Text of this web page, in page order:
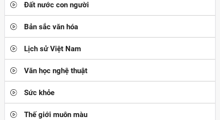
Đất nước con người
Bản sắc văn hóa
Lịch sử Việt Nam
Văn học nghệ thuật
Sức khỏe
Thế giới muôn màu